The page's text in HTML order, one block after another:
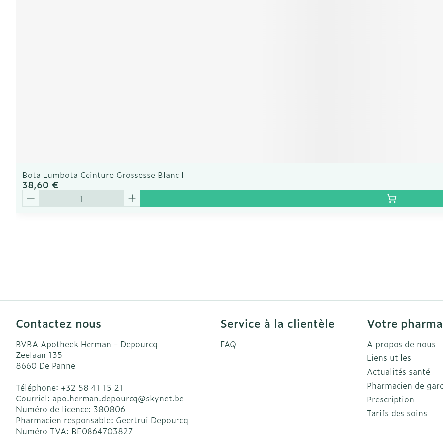
Bota Lumbota Ceinture Grossesse Blanc l
38,60 €
Quantité
Contactez nous
BVBA Apotheek Herman - Depourcq
Zeelaan 135
8660 De Panne
Téléphone: +32 58 41 15 21
Courriel: apo.herman.depourcq@skynet.be
Numéro de licence: 380806
Pharmacien responsable: Geertrui Depourcq
Numéro TVA: BE0864703827
Service à la clientèle
FAQ
Votre
A propos de nous
Liens utiles
Actualités santé
Pharmacien de
Prescription
Tarifs des soins